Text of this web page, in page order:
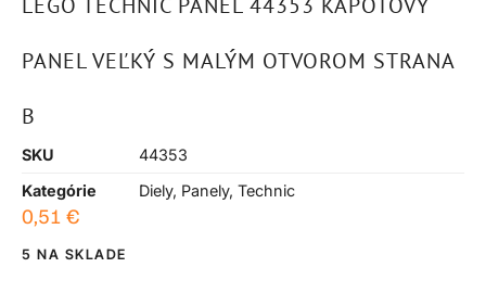
LEGO TECHNIC PANEL 44353 KAPOTOVÝ
PANEL VEĽKÝ S MALÝM OTVOROM STRANA
B
SKU
44353
Kategórie
Diely, Panely, Technic
0,51 €
5 NA SKLADE